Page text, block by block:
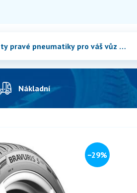
Nákladní
−29%